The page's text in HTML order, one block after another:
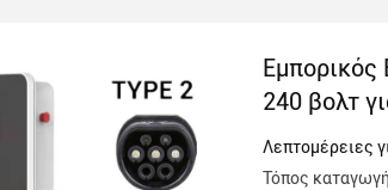
Εμπορικός
240 βολτ
Λεπτομέρειες
Τόπος